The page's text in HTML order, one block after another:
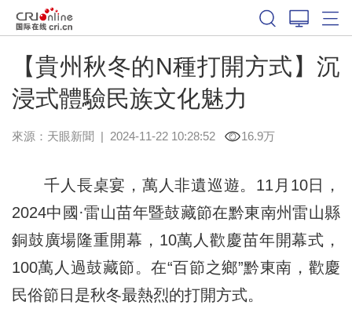
【貴州秋冬的N種打開方式】沉
浸式體驗民族文化魅力
來源： 天眼新聞 | 2024-11-22 10:28:52 16.9万
千人長桌宴，萬人非遺巡遊。11月10日，
2024中國·雷山苗年暨鼓藏節在黔東南州雷山縣
銅鼓廣場隆重開幕，10萬人歡慶苗年開幕式，
100萬人過鼓藏節。在“百節之鄉”黔東南，歡慶
民俗節日是秋冬最熱烈的打開方式。